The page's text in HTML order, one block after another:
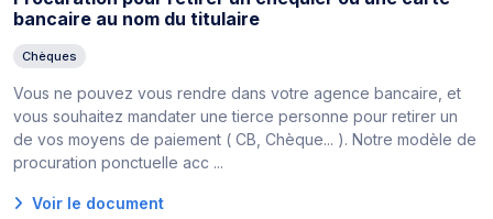
bancaire au nom du titulaire
Chèques
Vous ne pouvez vous rendre dans votre agence bancaire, et
vous souhaitez mandater une tierce personne pour retirer un
de vos moyens de paiement ( CB, Chèque... ). Notre modèle de
procuration ponctuelle acc ...
Voir le document